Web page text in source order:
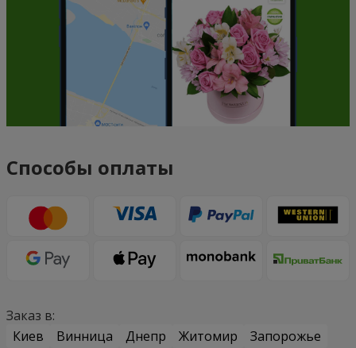
Способы оплаты
Заказ в:
Киев
Винница Днепр Житомир
Запорожье